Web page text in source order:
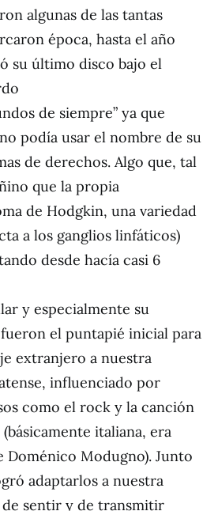
algunas de las tantas
época, hasta el año
su último disco bajo el
de siempre” ya que
podía usar el nombre de su
de derechos. Algo que, tal
que la propia
de Hodgkin, una variedad
a los ganglios linfáticos)
desde hacía casi 6
y especialmente su
el puntapié inicial para
extranjero a nuestra
influenciado por
como el rock y la canción
italiana, era
Doménico Modugno). Junto
adaptarlos a nuestra
de sentir y de transmitir